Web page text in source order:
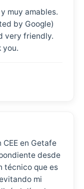
muy amables.
by Google)
very friendly.
you.
en Getafe
desde
técnico que es
mi